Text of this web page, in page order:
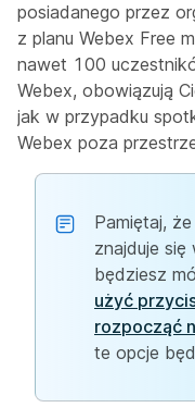
posiadanego przez
z planu Webex Free
nawet 100
Webex, obowiązują
jak w przypadku
Webex poza
Pamiętaj,
znajduje
będziesz
użyć
rozpocząć
te opcje